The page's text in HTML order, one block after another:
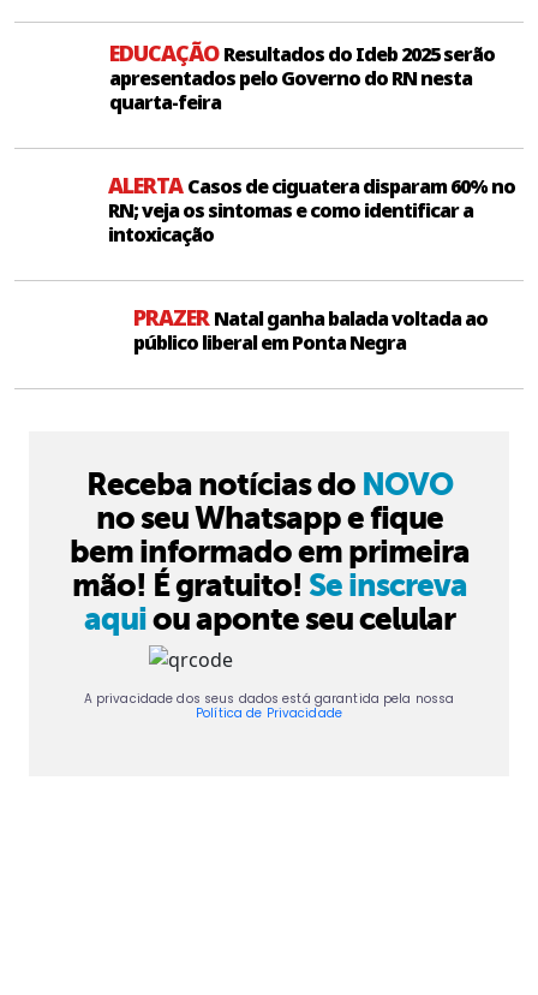
EDUCAÇÃOResultados do Ideb 2025 serão
apresentados pelo Governo do RN nesta
quarta-feira
ALERTACasos de ciguatera disparam 60% no
RN; veja os sintomas e como identificar a
intoxicação
PRAZER Natal ganha balada voltada ao
público liberal em Ponta Negra
Receba notícias do NOVO
no seu Whatsapp e fique
bem informado em primeira
mão! É gratuito! Se inscreva
aquiou aponte seu celular
A privacidade dos seus dados está garantida pela nossa
Política de Privacidade